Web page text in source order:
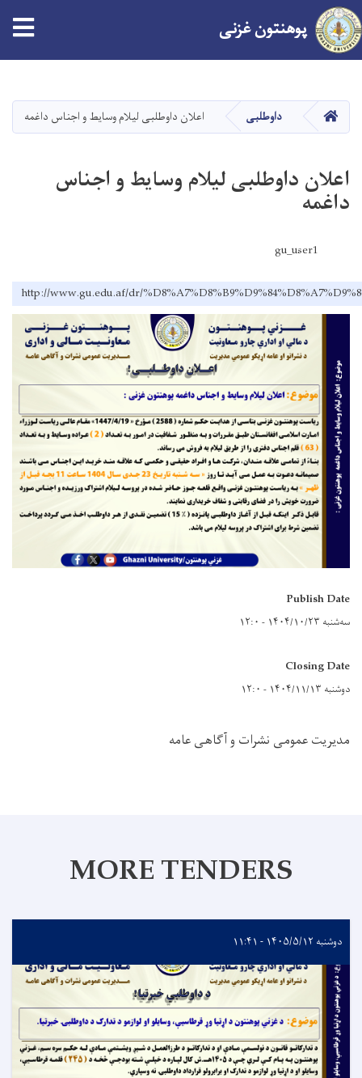
main
content
پوهنتونغزنی
صفحه اصلیداوطلبی اعلان داوطلبی لیلام وسایط و اجناس داغمه
اعلان داوطلبی لیلام وسایط و اجناس
داغمه
gu_user1
http://www.gu.edu.af/dr/
Publish Date
سه‌شنبه ۱۴۰۴/۱۰/۲۳ - ۱۲:۰
Closing Date
دوشنبه ۱۴۰۴/۱۱/۱۳ - ۱۲:۰
مدیریت عمومی نشرات و آګاهی عامه
MORE TENDERS
دوشنبه ۱۴۰۵/۵/۱۲ - ۱۱:۴۱